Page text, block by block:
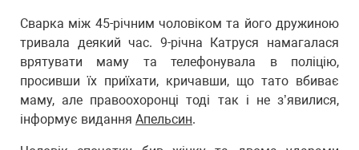
Сварка між 45-річним чоловіком та його дружиною
тривала деякий час. 9-річна Катруся намагалася
врятувати маму та телефонувала в поліцію,
просивши їх приїхати, кричавши, що тато вбиває
маму, але правоохоронці тоді так і не з’явилися,
інформує видання Апельсин.